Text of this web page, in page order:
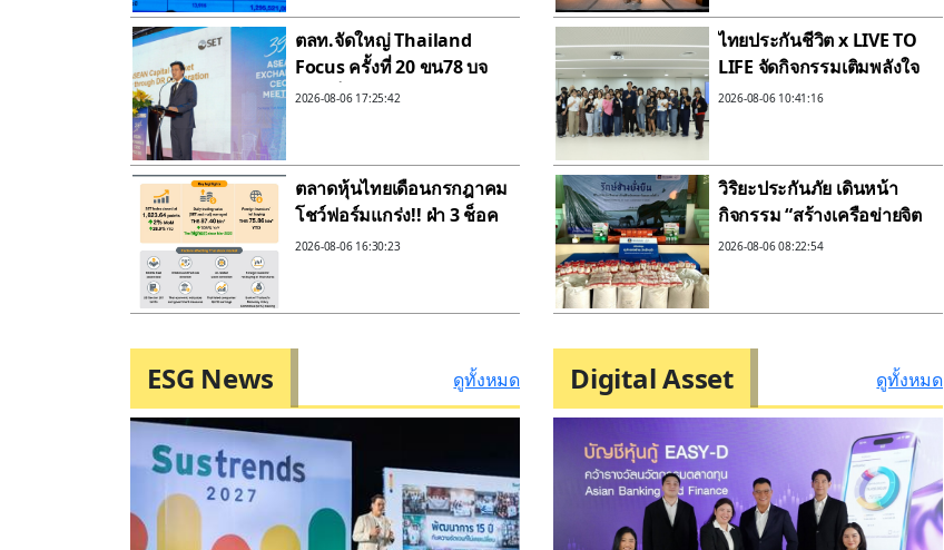
ตลท.จัดใหญ่ Thailand
Focus ครั้งที่ 20 ขน78 บจ
มาร์เก็ตแคป15 ล้านล้านอวด
2026-08-06 17:25:42
ตลาดหุ้นไทยเดือนกรกฎาคม
โชว์ฟอร์มแกร่ง!! ฝ่า 3 ช็อค
ฉลุย!! ดัชนีทำสถิติสูงสุด3ปี
มากสุดรอบ 3ปี ปีนี้มีสิทธิ์
ลุ้น1,700 จุดหากยุทธศาสตร์
2026-08-06 16:30:23
คนไทยทุกช่วงวัย
ไทยประกันชีวิต x LIVE TO
LIFE จัดกิจกรรมเติมพลังใจ
Exclusive Workshop
2026-08-06 10:41:16
วิริยะประกันภัย เดินหน้า
กิจกรรม “สร้างเครือข่ายจิต
อาสา รักษ์ช้างป่าภาคตะวัน
2026-08-06 08:22:54
ESG News ดูทั้งหมด Digital Asset ดูทั้งหมด